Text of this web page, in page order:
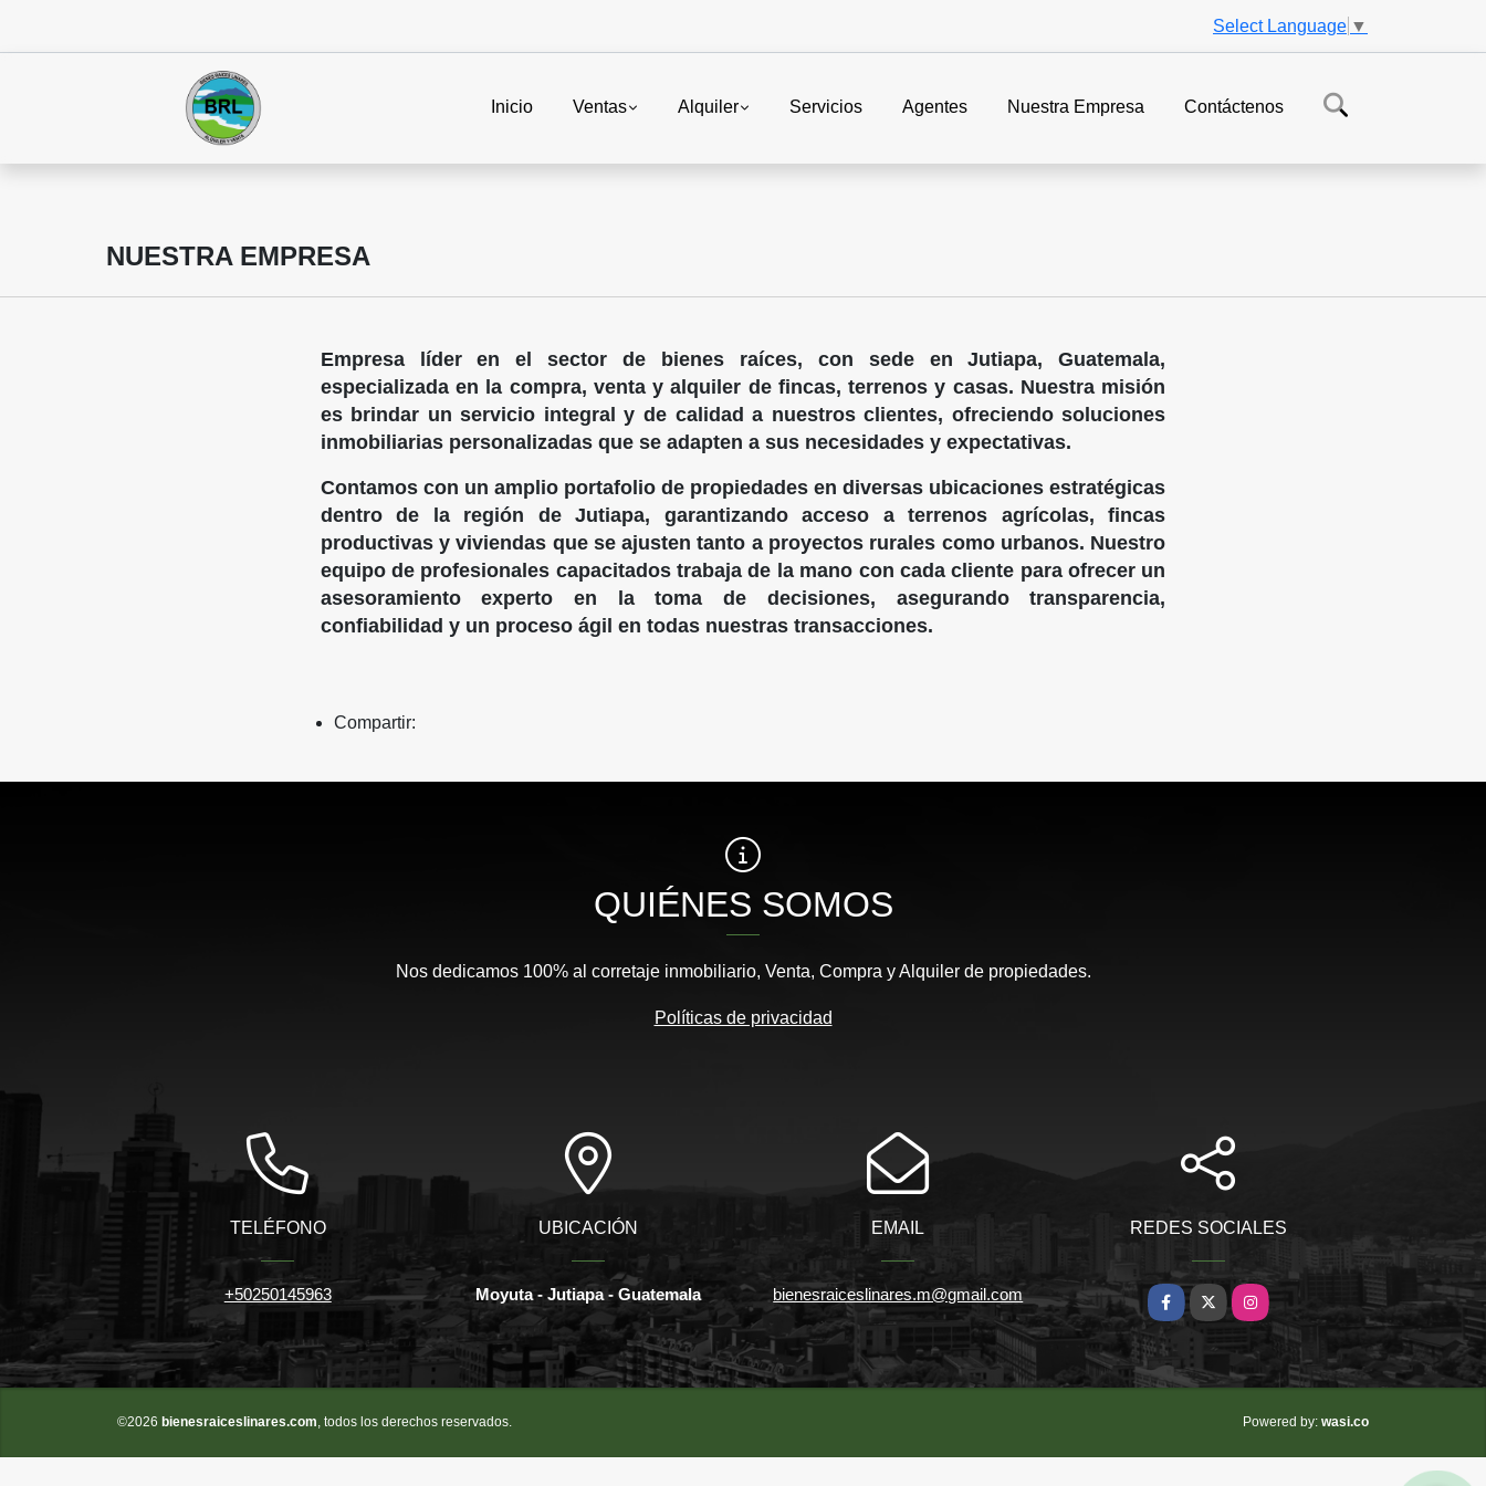
Select Language ▼
Inicio Ventas Alquiler Servicios Agentes Nuestra Empresa Contáctenos
NUESTRA EMPRESA
Empresa líder en el sector de bienes raíces, con sede en Jutiapa, Guatemala,
especializada en la compra, venta y alquiler de fincas, terrenos y casas. Nuestra misión
es brindar un servicio integral y de calidad a nuestros clientes, ofreciendo soluciones
inmobiliarias personalizadas que se adapten a sus necesidades y expectativas.
Contamos con un amplio portafolio de propiedades en diversas ubicaciones estratégicas
dentro de la región de Jutiapa, garantizando acceso a terrenos agrícolas, fincas
productivas y viviendas que se ajusten tanto a proyectos rurales como urbanos. Nuestro
equipo de profesionales capacitados trabaja de la mano con cada cliente para ofrecer un
asesoramiento experto en la toma de decisiones, asegurando transparencia,
confiabilidad y un proceso ágil en todas nuestras transacciones.
Compartir:
QUIÉNES SOMOS
Nos dedicamos 100% al corretaje inmobiliario, Venta, Compra y Alquiler de propiedades.
Políticas de privacidad
TELÉFONO
+50250145963
UBICACIÓN
Moyuta - Jutiapa - Guatemala
EMAIL
bienesraiceslinares.m@gmail.com
REDES SOCIALES
Facebook
X Instagram
©2026 bienesraiceslinares.com, todos los derechos reservados. Powered by: wasi.co